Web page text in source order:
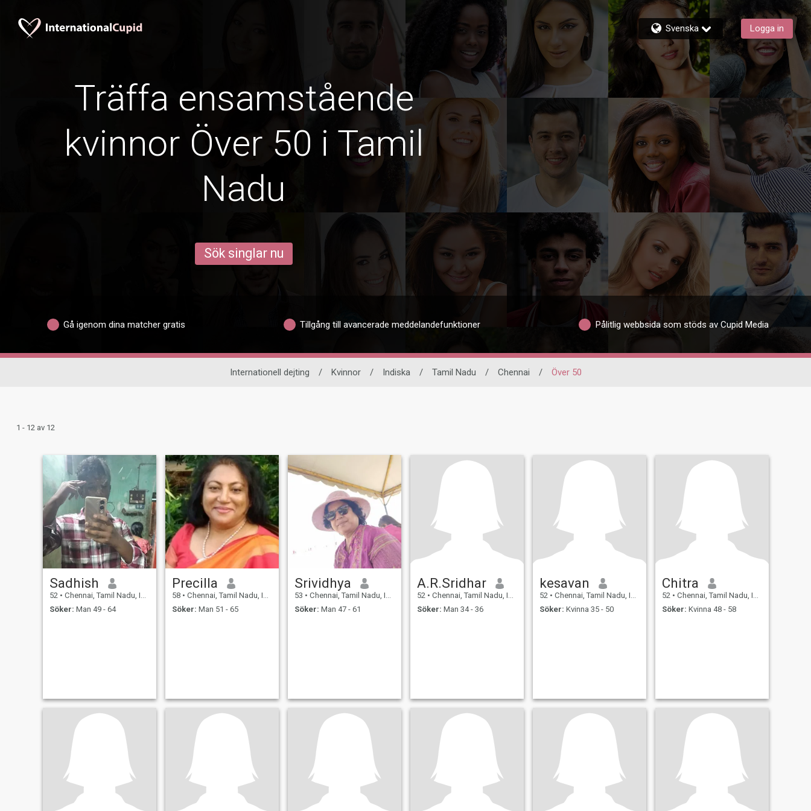
Svenska Logga in
Träffa ensamstående
kvinnor Över 50 i Tamil
Nadu
Sök singlar nu
Gå igenom dina matcher gratis Tillgång till avancerade meddelandefunktioner Pålitlig webbsida som stöds av Cupid Media
Internationell dejting / Kvinnor / Indiska / Tamil Nadu / Chennai / Över 50
1 - 12 av 12
Sadhish
52 • Chennai, Tamil Nadu, Indien
Söker: Man 49 - 64
Precilla
58 • Chennai, Tamil Nadu, Indien
Söker: Man 51 - 65
Srividhya
53 • Chennai, Tamil Nadu, Indien
Söker: Man 47 - 61
A.R.Sridhar
52 • Chennai, Tamil Nadu, Indien
Söker: Man 34 - 36
kesavan
52 • Chennai, Tamil Nadu, Indien
Söker: Kvinna 35 - 50
Chitra
52 • Chennai, Tamil Nadu, Indien
Söker: Kvinna 48 - 58